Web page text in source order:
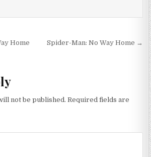
Home Spider-Man: No Way Home →
not be published. Required fields are